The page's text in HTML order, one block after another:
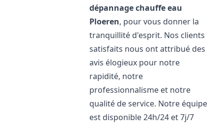
dépannage chauffe eau
Ploeren, pour vous donner la
tranquillité d'esprit. Nos clients
satisfaits nous ont attribué des
avis élogieux pour notre
rapidité, notre
professionnalisme et notre
qualité de service. Notre équipe
est disponible 24h/24 et 7j/7